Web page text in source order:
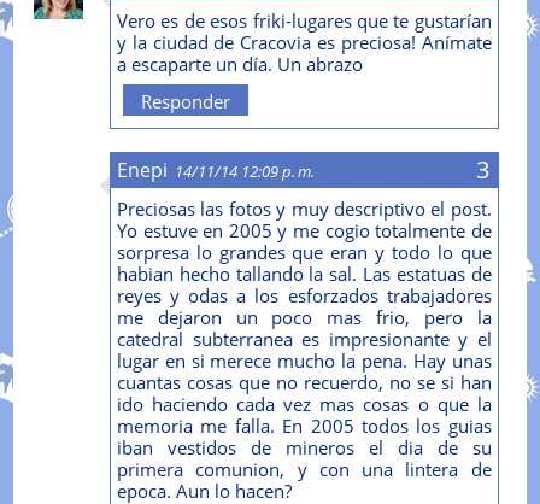
Vero es de esos friki-lugares que te gustarían
y la ciudad de Cracovia es preciosa! Anímate
a escaparte un día. Un abrazo
Responder
Enepi 14/11/14 12:09 p. m.
Preciosas las fotos y muy descriptivo el post.
Yo estuve en 2005 y me cogio totalmente de
sorpresa lo grandes que eran y todo lo que
habian hecho tallando la sal. Las estatuas de
reyes y odas a los esforzados trabajadores
me dejaron un poco mas frio, pero la
catedral subterranea es impresionante y el
lugar en si merece mucho la pena. Hay unas
cuantas cosas que no recuerdo, no se si han
ido haciendo cada vez mas cosas o que la
memoria me falla. En 2005 todos los guias
iban vestidos de mineros el dia de su
primera comunion, y con una lintera de
epoca. Aun lo hacen?